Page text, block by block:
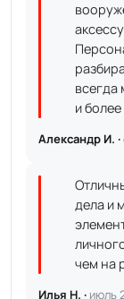
всегда
и
Александр И. ·
дела и
чем на
Илья Н. · июль